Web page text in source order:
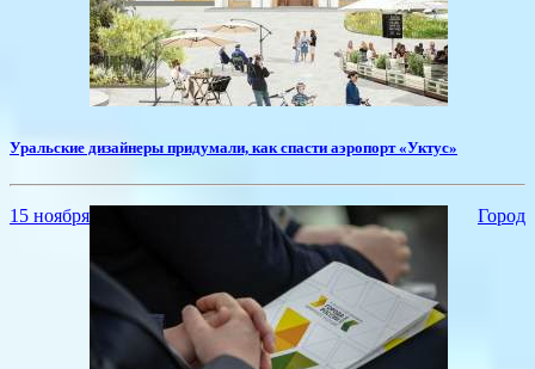
Уральские дизайнеры придумали, как спасти аэропорт «Уктус»
15 ноября Город